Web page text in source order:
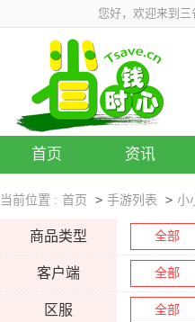
您好，欢迎来到三
首页 资讯
当前位置 : 首页 > 手游列表 > 小
商品类型 全部
客户端 全部
区服 全部